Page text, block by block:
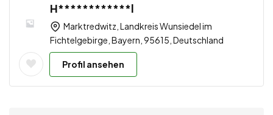
H************l
Marktredwitz, Landkreis Wunsiedel im
Fichtelgebirge, Bayern, 95615, Deutschland
Profil ansehen